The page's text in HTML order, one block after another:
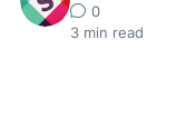
0
3 min read